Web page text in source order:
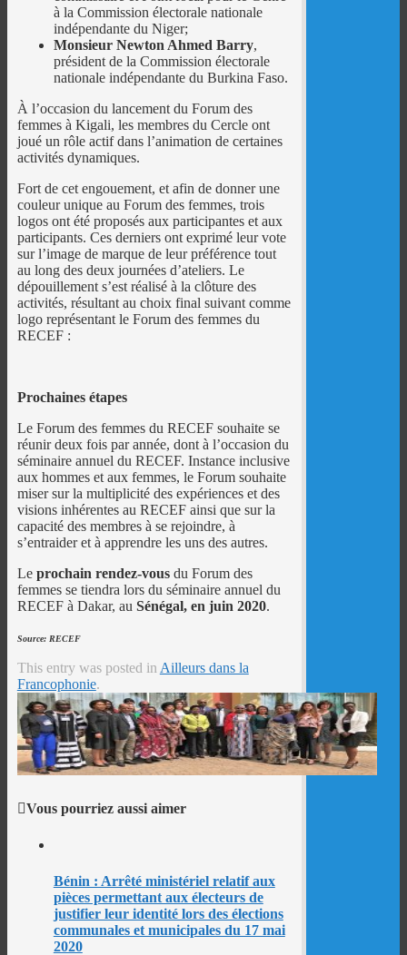
à la Commission électorale nationale
indépendante du Niger;
Monsieur Newton Ahmed Barry,
président de la Commission électorale
nationale indépendante du Burkina Faso.
À l’occasion du lancement du Forum des
femmes à Kigali, les membres du Cercle ont
joué un rôle actif dans l’animation de certaines
activités dynamiques.
Fort de cet engouement, et afin de donner une
couleur unique au Forum des femmes, trois
logos ont été proposés aux participantes et aux
participants. Ces derniers ont exprimé leur vote
sur l’image de marque de leur préférence tout
au long des deux journées d’ateliers. Le
dépouillement s’est réalisé à la clôture des
activités, résultant au choix final suivant comme
logo représentant le Forum des femmes du
RECEF :
Prochaines étapes
Le Forum des femmes du RECEF souhaite se
réunir deux fois par année, dont à l’occasion du
séminaire annuel du RECEF. Instance inclusive
aux hommes et aux femmes, le Forum souhaite
miser sur la multiplicité des expériences et des
visions inhérentes au RECEF ainsi que sur la
capacité des membres à se rejoindre, à
s’entraider et à apprendre les uns des autres.
Le prochain rendez-vous du Forum des
femmes se tiendra lors du séminaire annuel du
RECEF à Dakar, au Sénégal, en juin 2020.
Source: RECEF
This entry was posted in Ailleurs dans la
Francophonie.
Vous pourriez aussi aimer
Bénin : Arrêté ministériel relatif aux
pièces permettant aux électeurs de
justifier leur identité lors des élections
communales et municipales du 17 mai
2020